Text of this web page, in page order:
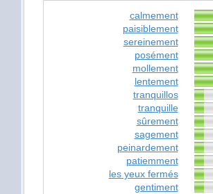
calmement
paisiblement
sereinement
posément
mollement
lentement
tranquillos
tranquille
sûrement
sagement
peinardement
patiemment
les yeux fermés
gentiment